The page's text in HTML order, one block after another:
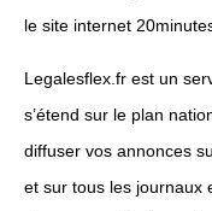
le site internet
Legalesflex.fr est un
s’étend sur le plan
diffuser vos annonces
et sur tous les journaux